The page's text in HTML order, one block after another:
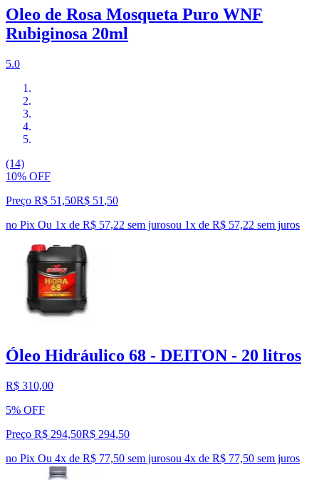
Oleo de Rosa Mosqueta Puro WNF
Rubiginosa 20ml
5.0
(14)
10% OFF
Preço R$ 51,50R$ 51 ,50
no Pix Ou 1x de R$ 57,22 sem jurosou 1x de R$ 57,22 sem juros
Óleo Hidráulico 68 - DEITON - 20 litros
R$ 310,00
5% OFF
Preço R$ 294,50R$ 294,50
no Pix Ou 4x de R$ 77,50 sem jurosou 4x de R$ 77,50 sem juros